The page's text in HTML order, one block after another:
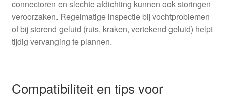
connectoren en slechte afdichting kunnen ook storingen
veroorzaken. Regelmatige inspectie bij vochtproblemen
of bij storend geluid (ruis, kraken, vertekend geluid) helpt
tijdig vervanging te plannen.
Compatibiliteit en tips voor